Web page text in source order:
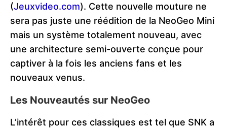
(Jeuxvideo.com)​. Cette nouvelle mouture ne
sera pas juste une réédition de la NeoGeo Mini
mais un système totalement nouveau, avec
une architecture semi-ouverte conçue pour
captiver à la fois les anciens fans et les
nouveaux venus.
Les Nouveautés sur NeoGeo
L’intérêt pour ces classiques est tel que SNK a